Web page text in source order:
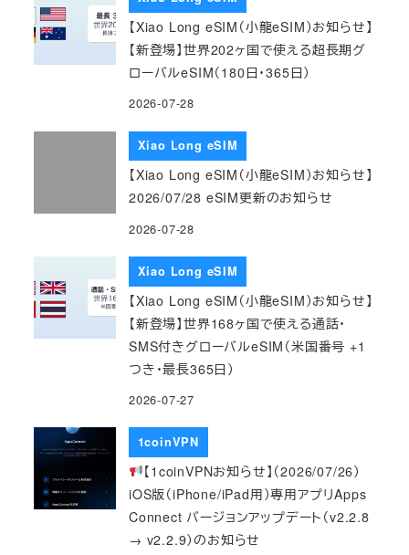
【Xiao Long eSIM（小龍eSIM）お知らせ】
【新登場】世界202ヶ国で使える超長期グ
ローバルeSIM（180日・365日）
2026-07-28
Xiao Long eSIM
【Xiao Long eSIM（小龍eSIM）お知らせ】
2026/07/28 eSIM更新のお知らせ
2026-07-28
Xiao Long eSIM
【Xiao Long eSIM（小龍eSIM）お知らせ】
【新登場】世界168ヶ国で使える通話・
SMS付きグローバルeSIM（米国番号 +1
つき・最長365日）
2026-07-27
1coinVPN
【1coinVPNお知らせ】（2026/07/26）
iOS版（iPhone/iPad用）専用アプリApps
Connect バージョンアップデート（v2.2.8
→ v2.2.9）のお知らせ